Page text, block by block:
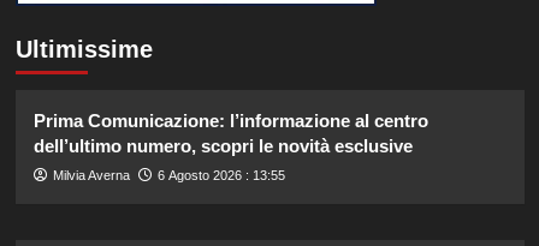
Ultimissime
Prima Comunicazione: l’informazione al centro
dell’ultimo numero, scopri le novità esclusive
Milvia Averna 6 Agosto 2026 : 13:55